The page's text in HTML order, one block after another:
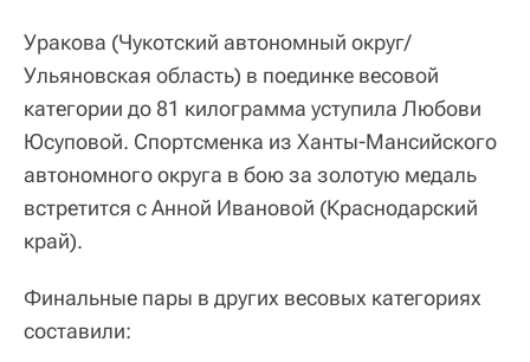
Уракова (Чукотский автономный округ/
Ульяновская область) в поединке весовой
категории до 81 килограмма уступила Любови
Юсуповой. Спортсменка из Ханты-Мансийского
автономного округа в бою за золотую медаль
встретится с Анной Ивановой (Краснодарский
край).
Финальные пары в других весовых категориях
составили: